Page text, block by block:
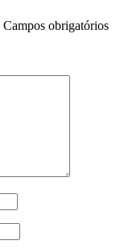
Campos obrigatórios